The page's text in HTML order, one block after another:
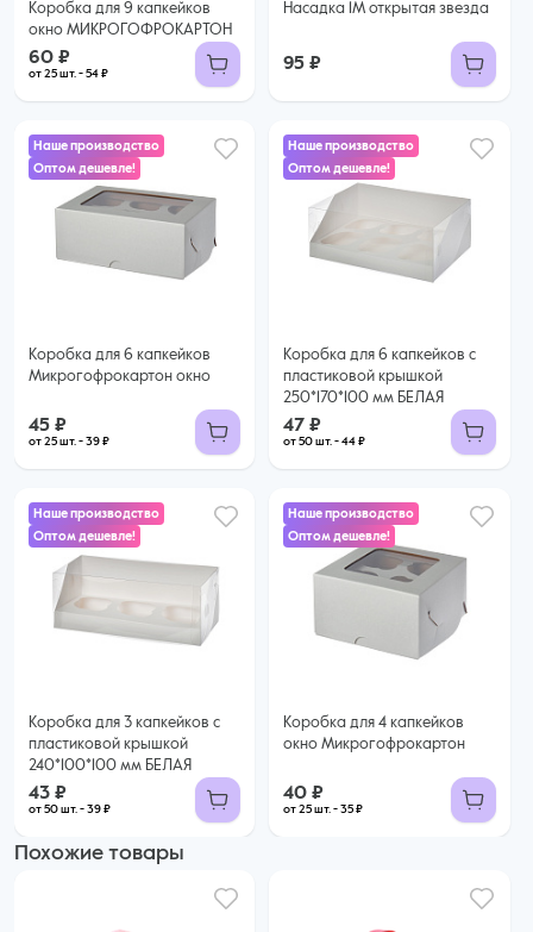
Коробка для 9 капкейков
окно МИКРОГОФРОКАРТОН
60 ₽
от 25 шт. - 54 ₽
Насадка 1М открытая звезда
95 ₽
Наше производство
Оптом дешевле!
Коробка для 6 капкейков
Микрогофрокартон окно
45 ₽
от 25 шт. - 39 ₽
39 ₽ за шт. при заказе от 25 шт.
Купить оптом
Наше производство
Оптом дешевле!
Коробка для 6 капкейков с
пластиковой крышкой
250*170*100 мм БЕЛАЯ
47 ₽
от 50 шт. - 44 ₽
47 ₽
44 ₽ за шт. при заказе от 50 шт.
Наше производство
Оптом дешевле!
Коробка для 3 капкейков с
пластиковой крышкой
240*100*100 мм БЕЛАЯ
43 ₽
от 50 шт. - 39 ₽
43 ₽
39 ₽ за шт. при заказе от 50 шт.
Наше производство
Оптом дешевле!
Коробка для 4 капкейков
окно Микрогофрокартон
40 ₽
от 25 шт. - 35 ₽
40 ₽
35 ₽ за шт. при заказе от 25 шт.
Купить оптом
Похожие товары